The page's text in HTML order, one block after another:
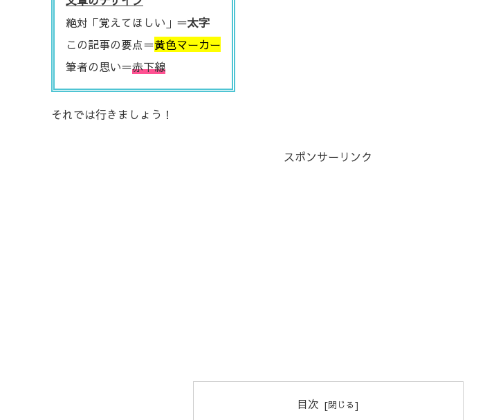
絶対「覚えてほしい」＝太字
この記事の要点＝黄色マーカー
筆者の思い＝赤下線
それでは行きましょう！
スポンサーリンク
目次